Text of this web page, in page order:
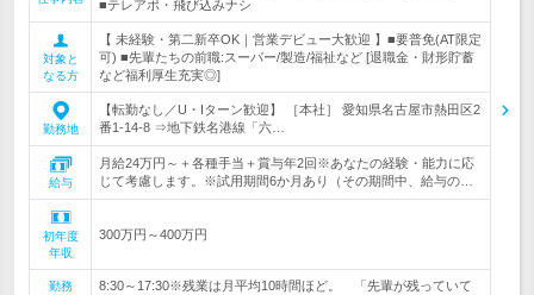
■テレアポ・飛び込みナシ
対象と
なる方
【 未経験・第二新卒OK｜営業デビュー大歓迎 】■要普免(AT限定
可) ■先輩たちの前職:スーパー/製造/福祉など [退職金・財形貯蓄
など福利厚生充実◎]
勤務地
【転勤なし／U・Iターン歓迎】 ［本社］ 愛知県名古屋市熱田区2
番1-14-8 ⇒地下鉄名港線「六…
給与
月給24万円～＋各種手当＋賞与年2回※あなたの経験・能力に応
じて考慮します。※試用期間6か月あり（その期間中、給与の…
初年度
年収
300万円～400万円
勤務
8:30～17:30※残業は月平均10時間ほど。 「先輩が残っていて